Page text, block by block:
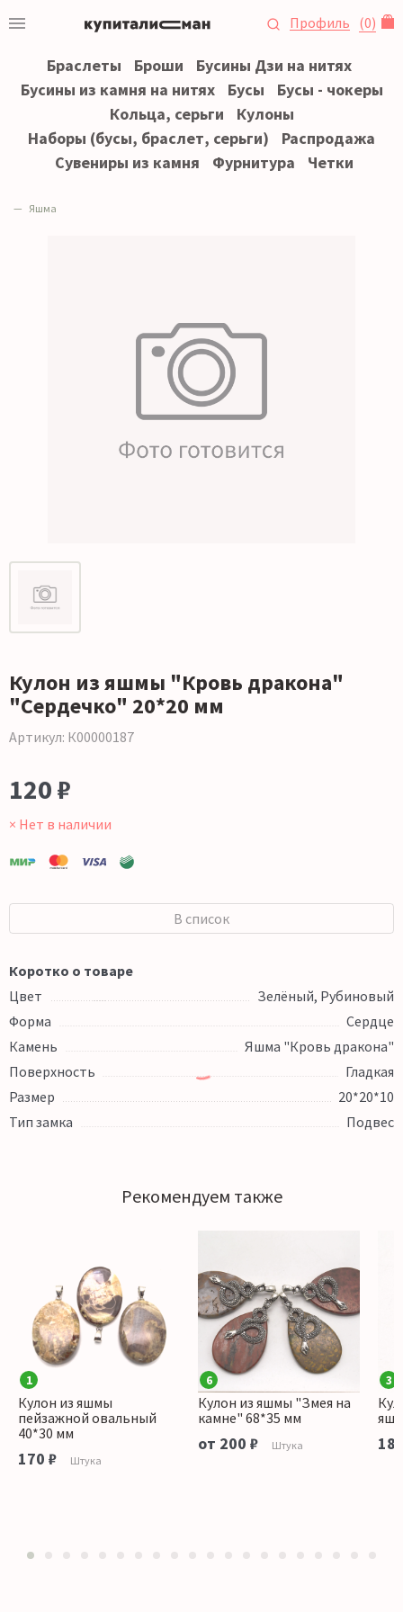
Профиль (0)
Браслеты Броши
Бусины Дзи на нитях
Бусины из камня на нитях
Бусы
Бусы - чокеры
Кольца, серьги
Кулоны
Наборы (бусы, браслет, серьги)
Распродажа
Сувениры из камня
Фурнитура Четки
Яшма
Кулон из яшмы "Кровь дракона"
"Сердечко" 20*20 мм
Артикул: К00000187
120 ₽
× Нет в наличии
В список
Коротко о товаре
Цвет
Зелёный, Рубиновый
Форма
Сердце
Камень
Яшма "Кровь дракона"
Поверхность
Гладкая
Размер
20*20*10
Тип замка
Подвес
Рекомендуем также
1
Кулон из яшмы
пейзажной овальный
40*30 мм
170 ₽ Штука
6
Кулон из яшмы "Змея на
камне" 68*35 мм
от 200 ₽ Штука
3